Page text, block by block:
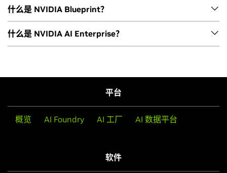
项功能齐全的微服务支持各种 AI 模型，包括开源社区模型、
NVIDIA AI Foundation 模型以及自定义 AI 模型。它以推理引擎
为稳健基础，加速大规模无缝 AI 推理，确保可跨云端、数据中
检索增强生成可将 LLM 连接到公司知识库，让 LLM 根据最新
信息生成回复的技术。NeMo 可以搭配 Milvus、LlamaIndex
和 LangChain 等多种第三方工具和社区工具配合使用，从向量
数据库中提取相关信息片段并将其提供给 LLM，从而以自然语
器人。
什么是 NVIDIA Blueprint？
NVIDIA Blueprint是使用 NVIDIA Nemotron 开放模型和库构
建的综合参考工作流。每个蓝图均包含参考代码、部署工具、
什么是 NVIDIA AI Enterprise？
先的开源工具和 AI 模型，提高生产力并缩短价值实现时间，同
时以优化的资源利用率大规模运行 AI 工作负载。
平台
概览 AI Foundry AI 工厂 AI 数据平台
软件